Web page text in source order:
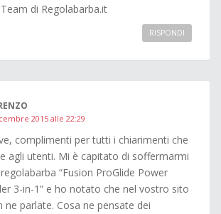
di Regolabarba.it
RISPONDI
2015 alle 22:29
complimenti per tutti i chiarimenti che
agli utenti. Mi è capitato di soffermarmi
“Fusion ProGlide Power
3-in-1” e ho notato che nel vostro sito
ne parlate. Cosa ne pensate dei